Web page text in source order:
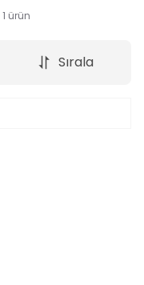
1 ürün
Sırala